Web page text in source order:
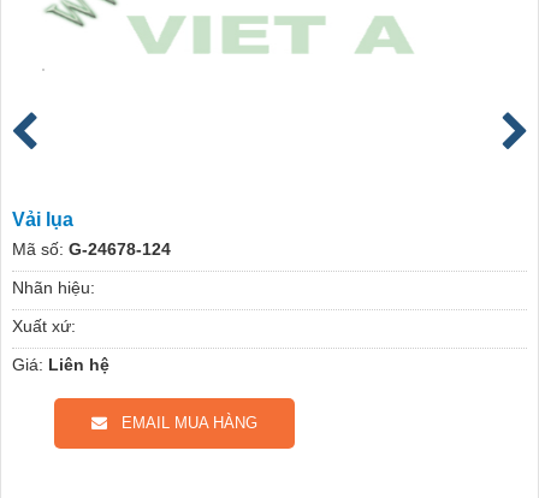
Vải lụa
Mã số: G-24678-124
Nhãn hiệu:
Xuất xứ:
Giá: Liên hệ
EMAIL MUA HÀNG